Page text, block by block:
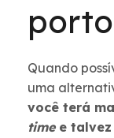
Quando
uma
você terá
timee talvez